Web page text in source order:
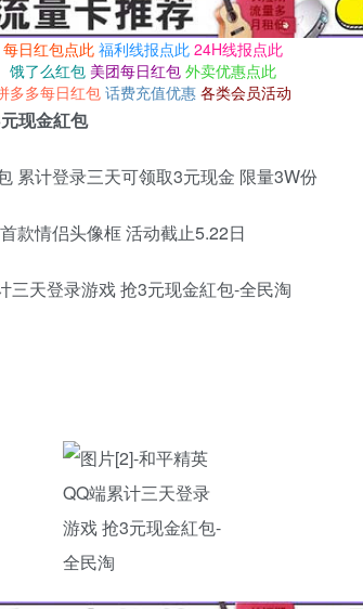
每日红包点此 福利线报点此 24H线报点此
饿了么红包 美团每日红包 外卖优惠点此
多多每日红包 话费充值优惠 各类会员活动
现金紅包
累计登录三天可领取3元现金 限量3W份
款情侣头像框 活动截止5.22日